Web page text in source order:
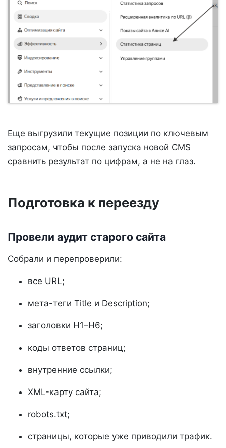
Еще выгрузили текущие позиции по ключевым
запросам, чтобы после запуска новой CMS
сравнить результат по цифрам, а не на глаз.
Подготовка к переезду
Провели аудит старого сайта
Собрали и перепроверили:
все URL;
мета-теги Title и Description;
заголовки H1–H6;
коды ответов страниц;
внутренние ссылки;
XML-карту сайта;
robots.txt;
страницы, которые уже приводили трафик.